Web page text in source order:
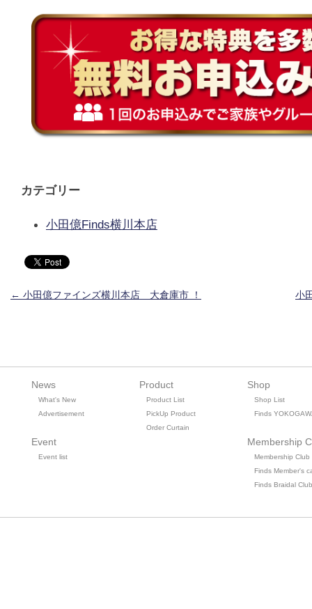
カテゴリー
小田億Finds横川本店
投稿ナビゲーション
← 小田億ファインズ横川本店 大倉庫市 ！ 小
News
What's New
Advertisement
Event
Event list
Product
Product List
PickUp Product
Order Curtain
Shop
Shop List
Finds
Membership
Membership Club
Finds Member's
Finds Braidal Club